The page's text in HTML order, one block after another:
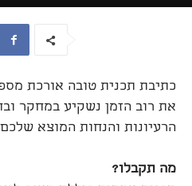
כתיבת תכנית טובה אורכת
את רוב הזמן נשקיע במחקר
הרעיונות והנחות המוצא
מה תקבלו?